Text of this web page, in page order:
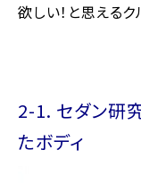
欲しい！と思える
2-1. セダン研
たボディ